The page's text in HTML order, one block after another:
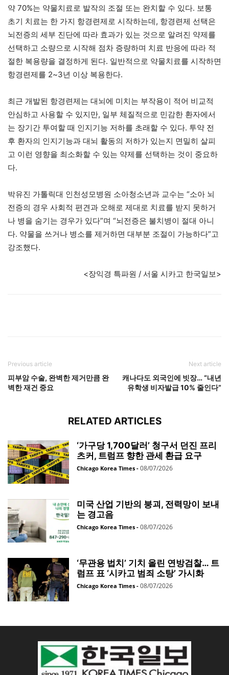
약 70%는 약물치료로 발작의 조절 또는 완치할 수 있다. 보통
초기 치료는 한 가지 항경련제로 시작하는데, 항경련제 선택은
뇌전증의 세부 진단에 따라 효과가 있는 것으로 알려진 약제를
선택하고 소량으로 시작해 점차 증량하며 치료 반응에 따라 적
절한 복용량을 결정하게 된다. 일반적으로 약물치료를 시작하면
항경련제를 2~3년 이상 복용한다.
최근 개발된 항경련제는 대뇌에 미치는 부작용이 적어 비교적
안심하고 사용할 수 있지만, 일부 체질적으로 민감한 환자에서
는 장기간 투여할 때 인지기능 저하를 초래할 수 있다. 투약 전
후 환자의 인지기능과 대뇌 활동의 저하가 있는지 면밀히 살피
고 이런 영향을 최소화할 수 있는 약제를 선택하는 것이 중요하
다.
박유진 가톨릭대 인천성모병원 소아청소년과 교수는 “소아 뇌
전증의 경우 사회적 편견과 오해로 제대로 치료를 받지 못하거
나 병을 숨기는 경우가 있다”며 “뇌전증은 불치병이 절대 아니
다. 약물을 쓰거나 병소를 제거하면 대부분 조절이 가능하다”고
강조했다.
<장익경 특파원 / 서울 시카고 한국일보>
Previous article
피부암 수술, 완벽한 제거만큼 완
벽한 재건 중요
Next article
캐나다도 외국인에 빗장… “내년
유학생 비자발급 10% 줄인다”
RELATED ARTICLES
‘가구당 1,700달러’ 청구서 던진 프리
츠커, 트럼프 향한 관세 환급 요구
Chicago Korea Times - 08/07/2026
미국 산업 기반의 붕괴, 전력망이 보내
는 경고음
Chicago Korea Times - 08/07/2026
‘무관용 법치’ 기치 올린 연방검찰… 트
럼프 표 ‘시카고 범죄 소탕’ 가시화
Chicago Korea Times - 08/07/2026